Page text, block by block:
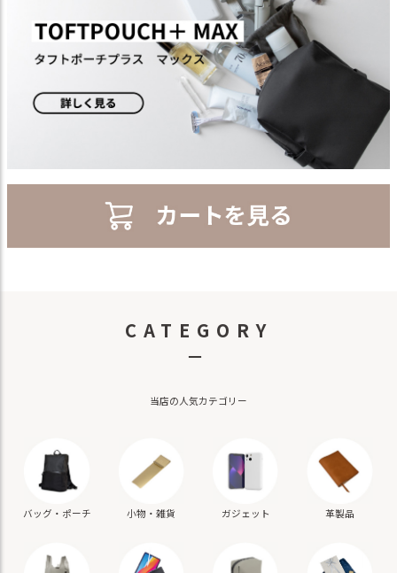
CATEGORY
－
当店の人気カテゴリー
バッグ・ポーチ 小物・雑貨 ガジェット 革製品